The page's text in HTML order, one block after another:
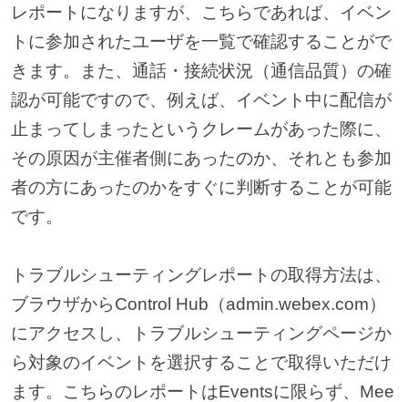
レポートになりますが、こちらであれば、イベン
トに参加されたユーザを一覧で確認することがで
きます。また、通話・接続状況（通信品質）の確
認が可能ですので、例えば、イベント中に配信が
止まってしまったというクレームがあった際に、
その原因が主催者側にあったのか、それとも参加
者の方にあったのかをすぐに判断することが可能
です。
トラブルシューティングレポートの取得方法は、
ブラウザからControl Hub（admin.webex.com）
にアクセスし、トラブルシューティングページか
ら対象のイベントを選択することで取得いただけ
ます。こちらのレポートはEventsに限らず、Mee